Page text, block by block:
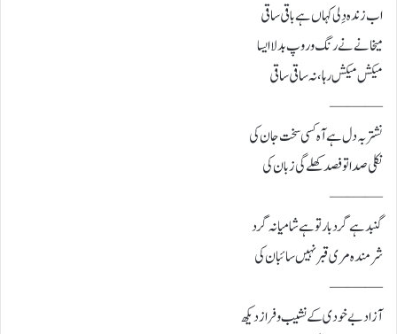
اب زندہ دِلی کہاں ہے باقی ساقی
میخانے نے رنگ و روپ بدلا ایسا
میکش میکش رہا، نہ ساقی ساقی
———
نشتر بہ دل ہے آہ کسی سخت جان کی
نکلی صدا تو فصد کھلے گی زبان کی
———
گنبد ہے گرد بار تو ہے شامیانہ گرد
شرمندہ مری قبر نہیں سائبان کی
———
آزاد بے خودی کے نشیب و فراز دیکھ